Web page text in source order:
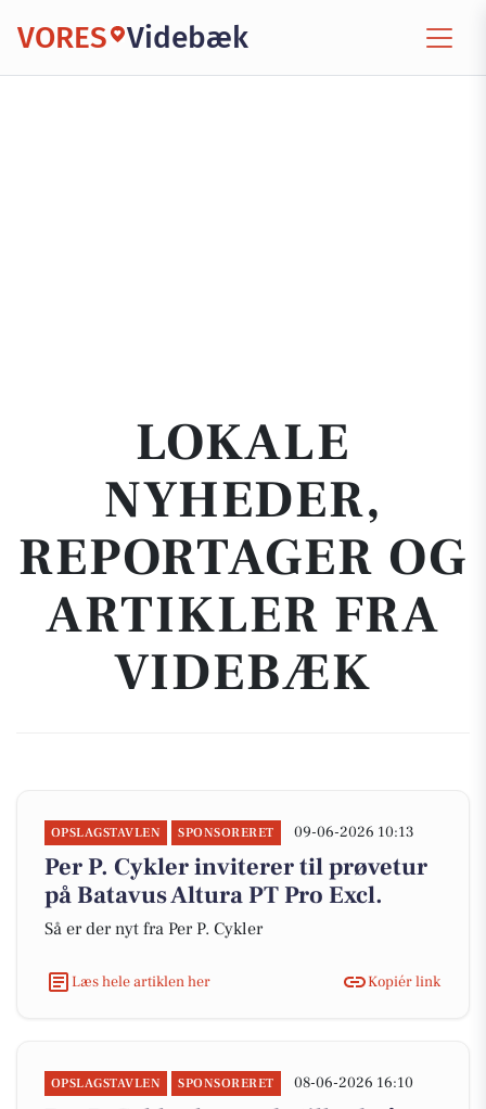
VORES Videbæk
LOKALE
NYHEDER,
REPORTAGER OG
ARTIKLER FRA
VIDEBÆK
OPSLAGSTAVLEN SPONSORERET 09-06-2026 10:13
Per P. Cykler inviterer til prøvetur
på Batavus Altura PT Pro Excl.
Så er der nyt fra Per P. Cykler
Læs hele artiklen her Kopiér link
OPSLAGSTAVLEN SPONSORERET 08-06-2026 16:10